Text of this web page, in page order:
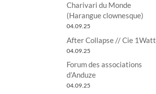
Charivari du Monde
(Harangue clownesque)
04.09.25
After Collapse // Cie 1Watt
04.09.25
Forum des associations
d’Anduze
04.09.25